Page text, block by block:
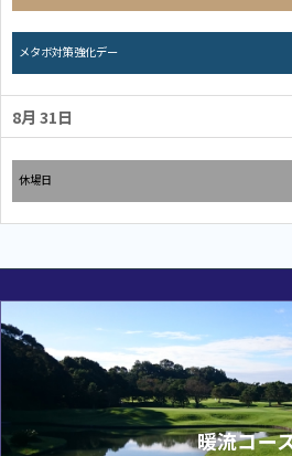
日曜日, 8月 30th 2026
メタボ対策強化デー
8月 31
月曜日, 8月 31st 2026
休場日
暖流コー